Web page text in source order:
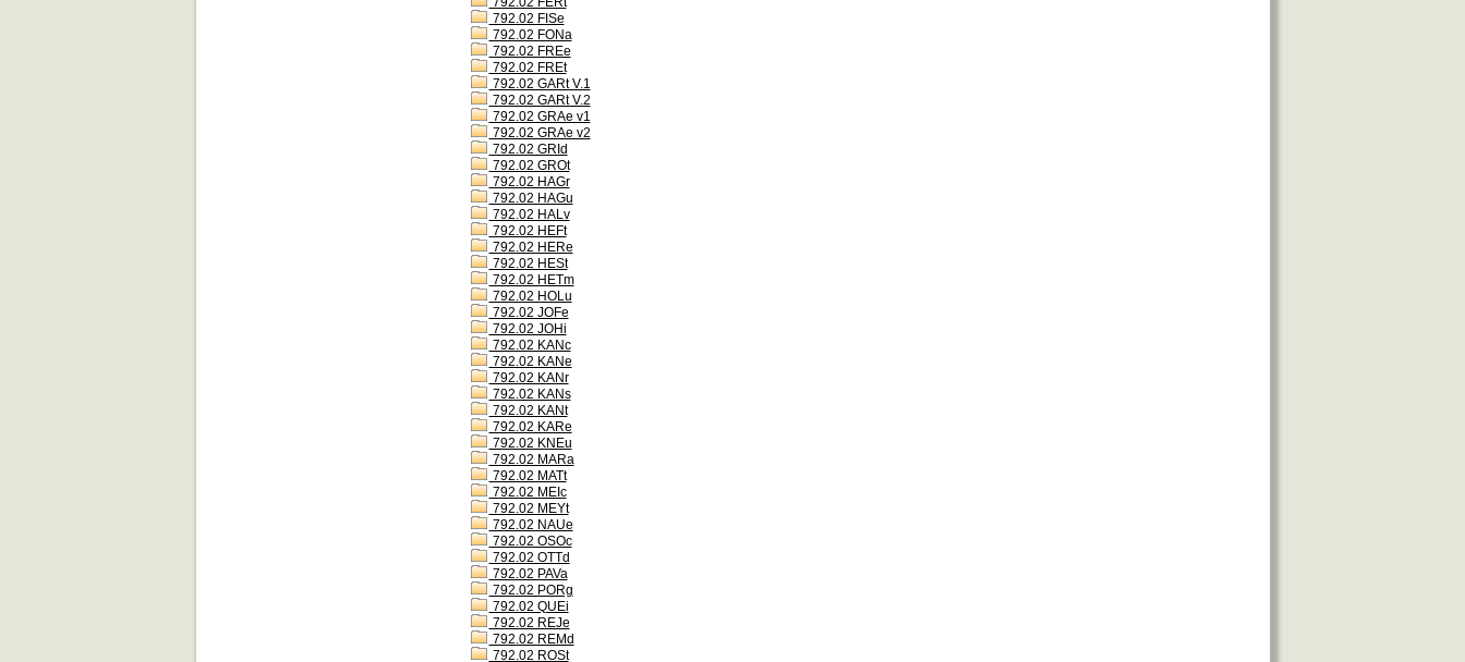
792.02 FISe
792.02 FONa
792.02 FREe
792.02 FREt
792.02 GARt V.1
792.02 GARt V.2
792.02 GRAe v1
792.02 GRAe v2
792.02 GRId
792.02 GROt
792.02 HAGr
792.02 HAGu
792.02 HALv
792.02 HEFt
792.02 HERe
792.02 HESt
792.02 HETm
792.02 HOLu
792.02 JOFe
792.02 JOHi
792.02 KANc
792.02 KANe
792.02 KANr
792.02 KANs
792.02 KANt
792.02 KARe
792.02 KNEu
792.02 MARa
792.02 MATt
792.02 MEIc
792.02 MEYt
792.02 NAUe
792.02 OSOc
792.02 OTTd
792.02 PAVa
792.02 PORg
792.02 QUEi
792.02 REJe
792.02 REMd
792.02 ROSt